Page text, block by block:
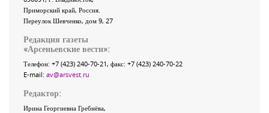
Приморский край, Россия
Переулок Шевченко, дом 9, 27
Редакция газеты
«Арсеньевские вести»:
Телефон: +7 (423) 240-70-21, факс: +7 (423) 240-70-22
E-mail: av@arsvest.ru
Редактор:
Ирина Георгиевна Гребнёва,